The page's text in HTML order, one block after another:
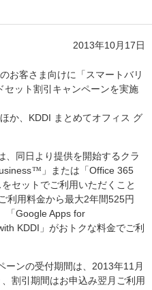
2013年10月17日
お客さま向けに「スマートバリ
セット割引キャンペーンを実施
か、KDDI まとめてオフィス グ
、同日より提供を開始するクラ
™ 」または「Office 365
セットでご利用いただくこと
利用料金から最大2年間525円
「Google Apps for
KDDI」がおトクな料金でご利
ーンの受付期間は、2013年11月
割引期間はお申込み翌月ご利用